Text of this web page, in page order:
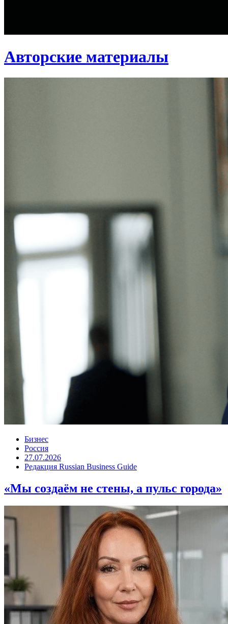
Авторские материалы
Бизнес
Россия
27.07.2026
Редакция Russian Business Guide
«Мы создаём не стены, а пульс города»